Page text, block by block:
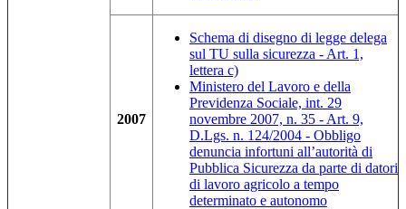
2007
Schema di disegno di legge delega
sul TU sulla sicurezza - Art. 1,
lettera c)
Ministero del Lavoro e della
Previdenza Sociale, int. 29
novembre 2007, n. 35 - Art. 9,
D.Lgs. n. 124/2004 - Obbligo
denuncia infortuni all’autorità di
Pubblica Sicurezza da parte di datori
di lavoro agricolo a tempo
determinato e autonomo